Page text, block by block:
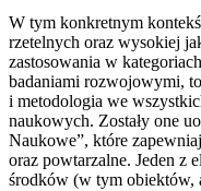
W tym konkretnym
rzetelnych oraz wysokiej
zastosowania w
badaniami rozwojowymi,
i metodologia we
naukowych. Zostały one
Naukowe”, które
oraz powtarzalne. Jeden z
środków (w tym obiektów,